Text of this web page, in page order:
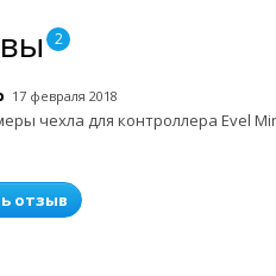
2
17 февраля 2018
чехла для контроллера Evel
отзыв